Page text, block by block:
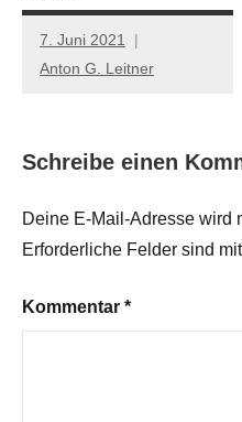
7. Juni 2021
Anton G. Leitner
Schreibe einen
Deine E-Mail-Adresse wird
Erforderliche Felder sind mit
Kommentar *